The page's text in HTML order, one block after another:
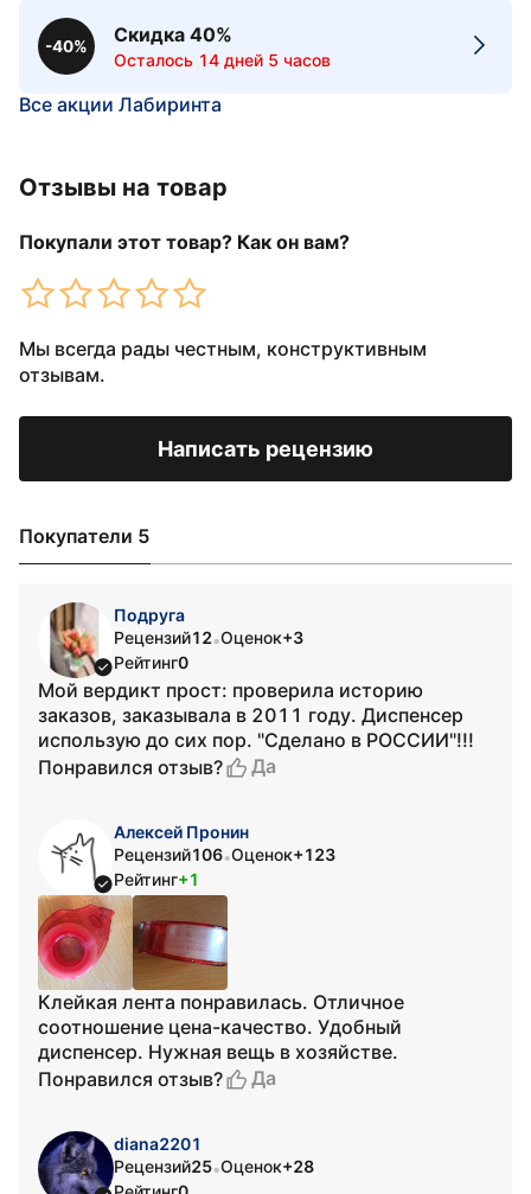
-40%
Скидка 40%
Осталось 14 дней 5 часов
Все акции Лабиринта
Отзывы на товар
Покупали этот товар? Как он вам?
Мы всегда рады честным, конструктивным
отзывам.
Написать рецензию
Покупатели 5
Подруга
Рецензий12•Оценок+3
Рейтинг0
Мой вердикт прост: проверила историю
заказов, заказывала в 2011 году. Диспенсер
использую до сих пор. "Сделано в РОССИИ"!!!
Понравился отзыв?
Да
Алексей Пронин
Рецензий106•Оценок+123
Рейтинг+1
Клейкая лента понравилась. Отличное
соотношение цена-качество. Удобный
диспенсер. Нужная вещь в хозяйстве.
Понравился отзыв?
Да
diana2201
Рецензий25•Оценок+28